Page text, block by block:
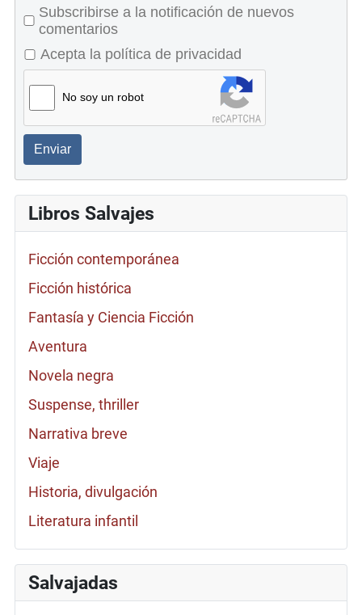
Libros Salvajes
Ficción contemporánea
Ficción histórica
Fantasía y Ciencia Ficción
Aventura
Novela negra
Suspense, thriller
Narrativa breve
Viaje
Historia, divulgación
Literatura infantil
Salvajadas
Subscribirse a la notificación de nuevos
comentarios
Acepta la política de privacidad
No soy un robot
Enviar